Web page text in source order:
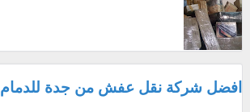
افضل شركة نقل عفش من جدة للدمام